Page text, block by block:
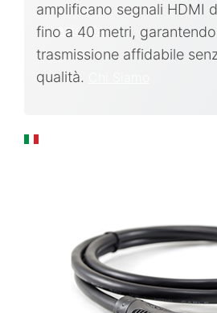
Azienda
IT
PT
amplificano segnali HDMI
fino a 40 metri,
trasmissione affidabile
qualità.